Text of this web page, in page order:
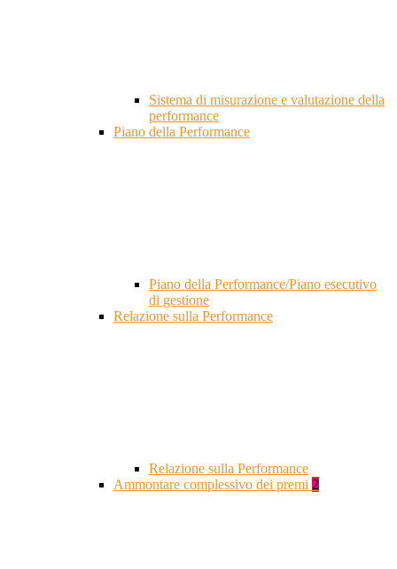
Sistema di misurazione e valutazione della
performance
Piano della Performance
Piano della Performance/Piano esecutivo
di gestione
Relazione sulla Performance
Relazione sulla Performance
Ammontare complessivo dei premi 2